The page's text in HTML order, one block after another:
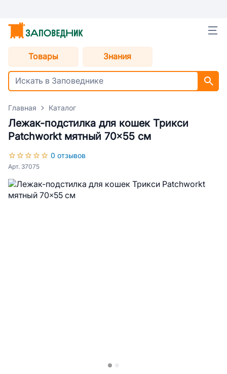
Товары Знания
Главная Каталог
Лежак-подстилка для кошек Трикси
Patchworkt мятный 70×55 см
0 отзывов
Арт. 37075